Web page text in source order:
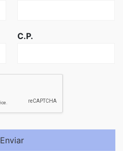
C.P.
Enviar